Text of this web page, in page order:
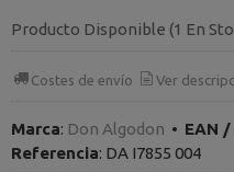
Producto Disponible (1 En
Costes de envío Ver
Marca: Don Algodon • EAN
Referencia: DA I7855 004